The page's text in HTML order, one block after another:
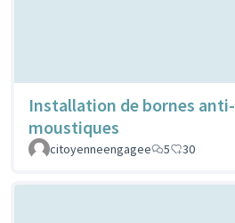
Installation de bornes anti-
moustiques
citoyenneengagee 5 30